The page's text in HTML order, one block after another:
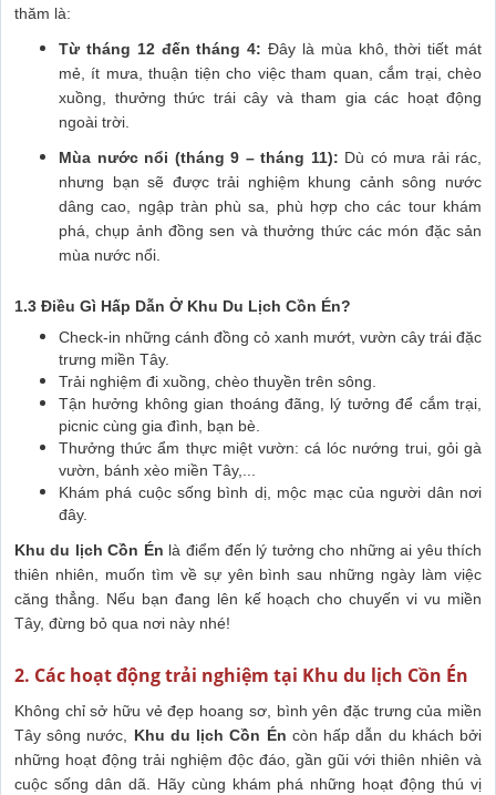
thăm là:
Từ tháng 12 đến tháng 4: Đây là mùa khô, thời tiết mát
mẻ, ít mưa, thuận tiện cho việc tham quan, cắm trại, chèo
xuồng, thưởng thức trái cây và tham gia các hoạt động
ngoài trời.
Mùa nước nổi (tháng 9 – tháng 11): Dù có mưa rải rác,
nhưng bạn sẽ được trải nghiệm khung cảnh sông nước
dâng cao, ngập tràn phù sa, phù hợp cho các tour khám
phá, chụp ảnh đồng sen và thưởng thức các món đặc sản
mùa nước nổi.
1.3 Điều Gì Hấp Dẫn Ở Khu Du Lịch Cồn Én?
Check-in những cánh đồng cỏ xanh mướt, vườn cây trái đặc
trưng miền Tây.
Trải nghiệm đi xuồng, chèo thuyền trên sông.
Tận hưởng không gian thoáng đãng, lý tưởng để cắm trại,
picnic cùng gia đình, bạn bè.
Thưởng thức ẩm thực miệt vườn: cá lóc nướng trui, gỏi gà
vườn, bánh xèo miền Tây,...
Khám phá cuộc sống bình dị, mộc mạc của người dân nơi
đây.
Khu du lịch Cồn Én là điểm đến lý tưởng cho những ai yêu thích
thiên nhiên, muốn tìm về sự yên bình sau những ngày làm việc
căng thẳng. Nếu bạn đang lên kế hoạch cho chuyến vi vu miền
Tây, đừng bỏ qua nơi này nhé!
2. Các hoạt động trải nghiệm tại Khu du lịch Cồn Én
Không chỉ sở hữu vẻ đẹp hoang sơ, bình yên đặc trưng của miền
Tây sông nước, Khu du lịch Cồn Én còn hấp dẫn du khách bởi
những hoạt động trải nghiệm độc đáo, gần gũi với thiên nhiên và
cuộc sống dân dã. Hãy cùng khám phá những hoạt động thú vị